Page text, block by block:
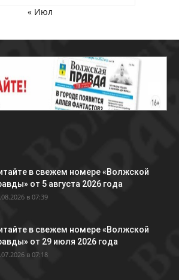
« Июл
в свежем номере «Волжской
от 5 августа 2026 года
в 07:39
в свежем номере «Волжской
от 29 июля 2026 года
в 07:18